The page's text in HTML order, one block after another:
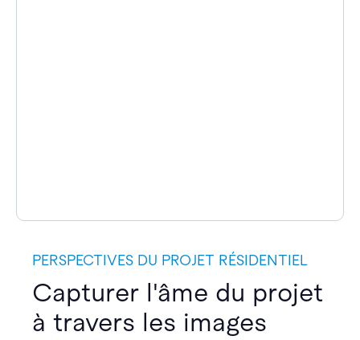
PERSPECTIVES DU PROJET RÉSIDENTIEL
Capturer l'âme du projet
à travers les images